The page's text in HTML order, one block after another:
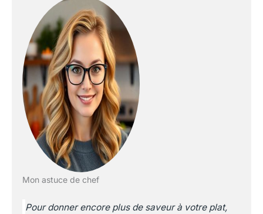
Mon astuce de chef
Pour donner encore plus de saveur à votre plat,